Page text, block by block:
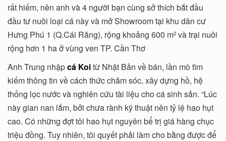
rất hiếm, nên anh và 4 người bạn cùng sở thích bắt đầu
đầu tư nuôi loại cá này và mở Showroom tại khu dân cư
Hưng Phú 1 (Q.Cái Răng), rộng khoảng 600 m2 và trại nuôi
rộng hơn 1 ha ở vùng ven TP. Cần Thơ
Anh Trung nhậpcá Koitừ Nhật Bản về bán, lần mò tìm
kiếm thông tin về cách thức chăm sóc, xây dựng hồ, hệ
thống lọc nước và nghiên cứu tài liệu cho cá sinh sản. “Lúc
này gian nan lắm, bởi chưa rành kỹ thuật nên tỷ lệ hao hụt
cao. Có những đợt tôi hao hụt nguyên bể trị giá hàng chục
triệu đồng. Tuy nhiên, tôi quyết phải làm cho bằng được để